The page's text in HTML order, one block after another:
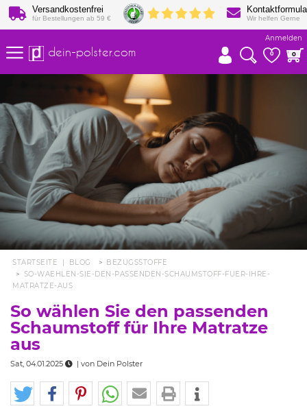
Versandkostenfrei
für Bestellungen ab 59 € Wir helfen Gerne
dein-polster.com
Anmelden
0 0
STARTSEITE | BLOG
BEZUGSSTOFFE
SO-WAEHLEN-SIE-DEN-PASSENDEN-SCHAUMSTOFF-FUER-IHRE-
MATRATZE-AUS
So wählen Sie den passenden
Schaumstoff für Ihre Matratze
aus
Sat, 04.01.2025 | von Dein Polster